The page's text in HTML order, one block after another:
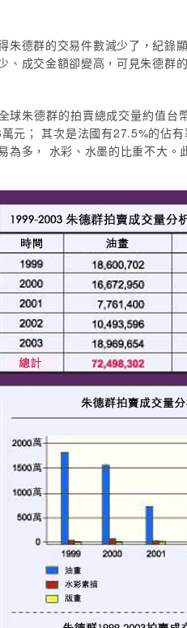
朱德群的交易件數減少了，紀錄
、成交金額卻變高，可見朱德群
球朱德群的拍賣總成交量約值台
元； 其次是法國有27.5%的佔
為多， 水彩、水墨的比重不大。